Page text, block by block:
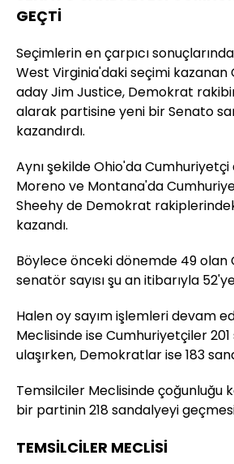
GEÇTİ
Seçimlerin en çarpıcı
West Virginia'daki seçimi kazanan
aday Jim Justice, Demokrat
alarak partisine yeni bir Senato
kazandırdı.
Aynı şekilde Ohio'da
Moreno ve Montana'da
Sheehy de Demokrat
kazandı.
Böylece önceki dönemde 49 olan
senatör sayısı şu an itibarıyla
Halen oy sayım işlemleri devam
Meclisinde ise Cumhuriyetçiler
ulaşırken, Demokratlar ise 183
Temsilciler Meclisinde çoğunluğu
bir partinin 218 sandalyeyi
TEMSİLCİLER MECLİSİ